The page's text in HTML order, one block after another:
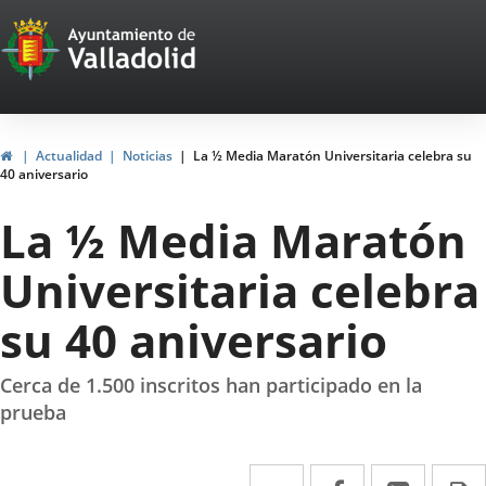
Portal
Web
del
Ayuntamiento
de
Valladolid
InicioActualidad Noticias
La ½ Media Maratón Universitaria celebra su
40 aniversario
La ½ Media Maratón
Universitaria celebra
su 40 aniversario
Cerca de 1.500 inscritos han participado en la
prueba